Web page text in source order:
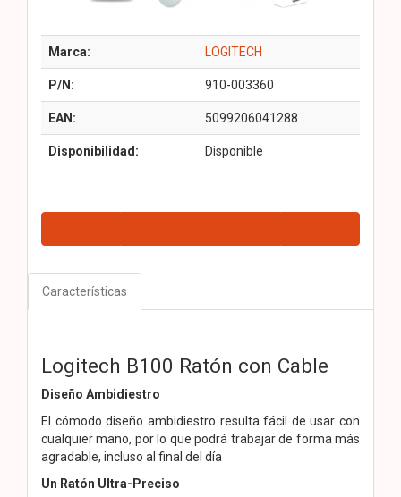
Marca: LOGITECH
P/N: 910-003360
EAN: 5099206041288
Disponibilidad: Disponible
Características
Logitech B100 Ratón con Cable
Diseño Ambidiestro
El cómodo diseño ambidiestro resulta fácil de usar con
cualquier mano, por lo que podrá trabajar de forma más
agradable, incluso al final del día
Un Ratón Ultra-Preciso